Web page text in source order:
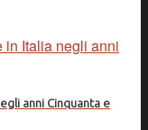
anni Cinquanta e